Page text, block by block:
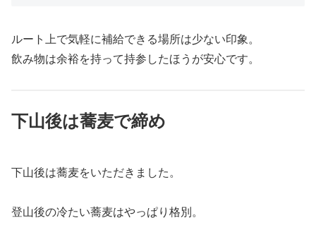
ルート上で気軽に補給できる場所は少ない印象。
飲み物は余裕を持って持参したほうが安心です。
下山後は蕎麦で締め
下山後は蕎麦をいただきました。
登山後の冷たい蕎麦はやっぱり格別。